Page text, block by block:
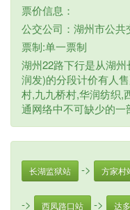
票价信息：
公交公司：湖州市公共
票制:单一票制
湖州22路下行是从湖
润发)的分段计价有人
村,九九桥村,华润纺织,
通网络中不可缺少的一
长湖监狱站 -> 方家村
-> 西凤路口站 -> 达